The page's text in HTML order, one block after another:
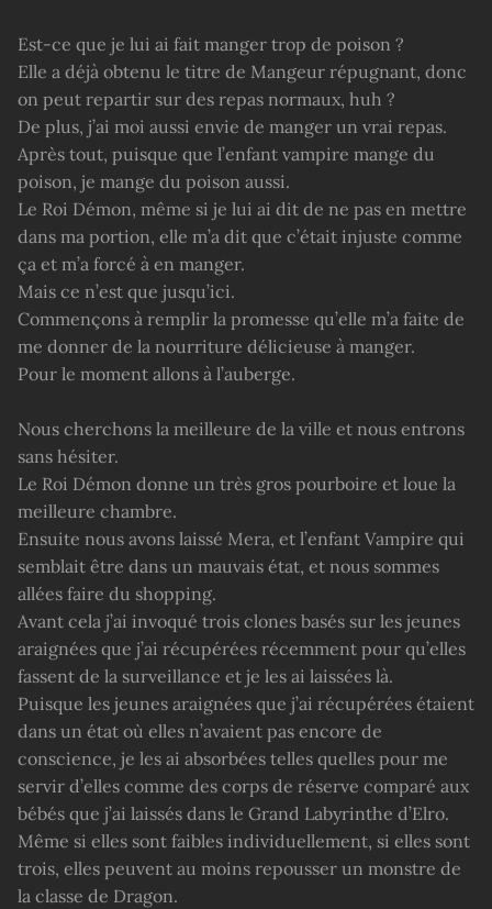
Est-ce que je lui ai fait manger trop de poison ?
Elle a déjà obtenu le titre de Mangeur répugnant, donc
on peut repartir sur des repas normaux, huh ?
De plus, j’ai moi aussi envie de manger un vrai repas.
Après tout, puisque que l’enfant vampire mange du
poison, je mange du poison aussi.
Le Roi Démon, même si je lui ai dit de ne pas en mettre
dans ma portion, elle m’a dit que c’était injuste comme
ça et m’a forcé à en manger.
Mais ce n’est que jusqu’ici.
Commençons à remplir la promesse qu’elle m’a faite de
me donner de la nourriture délicieuse à manger.
Pour le moment allons à l’auberge.
Nous cherchons la meilleure de la ville et nous entrons
sans hésiter.
Le Roi Démon donne un très gros pourboire et loue la
meilleure chambre.
Ensuite nous avons laissé Mera, et l’enfant Vampire qui
semblait être dans un mauvais état, et nous sommes
allées faire du shopping.
Avant cela j’ai invoqué trois clones basés sur les jeunes
araignées que j’ai récupérées récemment pour qu’elles
fassent de la surveillance et je les ai laissées là.
Puisque les jeunes araignées que j’ai récupérées étaient
dans un état où elles n’avaient pas encore de
conscience, je les ai absorbées telles quelles pour me
servir d’elles comme des corps de réserve comparé aux
bébés que j’ai laissés dans le Grand Labyrinthe d’Elro.
Même si elles sont faibles individuellement, si elles sont
trois, elles peuvent au moins repousser un monstre de
la classe de Dragon.